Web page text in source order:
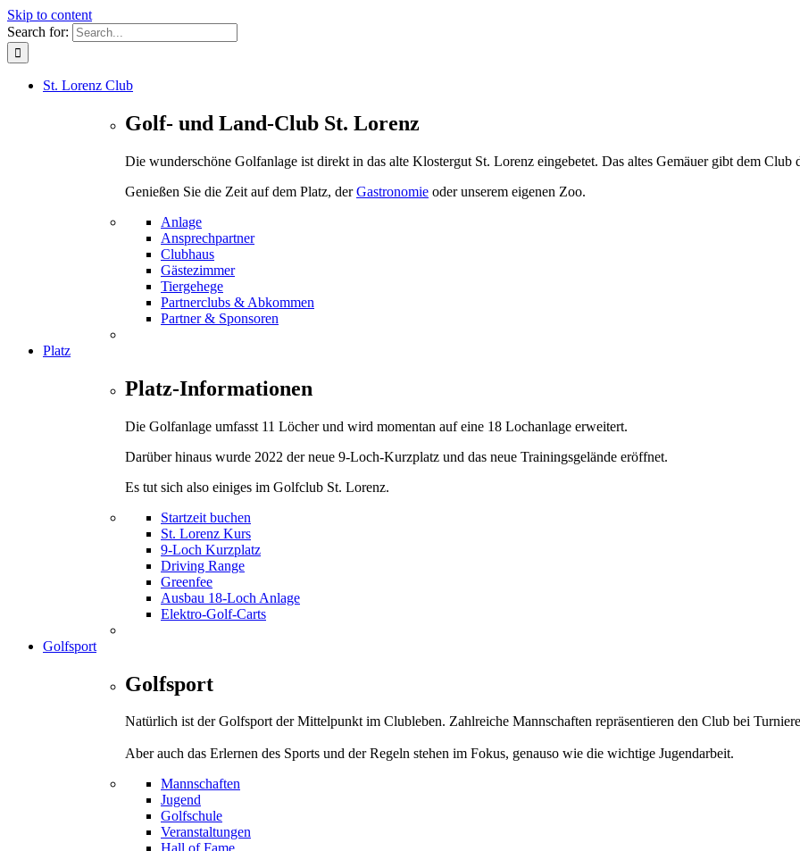
Skip to content
Search for:
St. Lorenz Club
Golf- und Land-Club St. Lorenz
Die wunderschöne Golfanlage ist direkt in das alte Klostergut St. Lorenz eingebetet. Das altes Gemäuer gibt dem Club
Genießen Sie die Zeit auf dem Platz, derGastronomie oder unserem eigenen Zoo.
Anlage
Ansprechpartner
Clubhaus
Gästezimmer
Tiergehege
Partnerclubs & Abkommen
Partner & Sponsoren
Platz
Platz-Informationen
Die Golfanlage umfasst 11 Löcher und wird momentan auf eine 18 Lochanlage erweitert.
Darüber hinaus wurde 2022 der neue 9-Loch-Kurzplatz und das neue Trainingsgelände eröffnet.
Es tut sich also einiges im Golfclub St. Lorenz.
Startzeit buchen
St. Lorenz Kurs
9-Loch Kurzplatz
Driving Range
Greenfee
Ausbau 18-Loch Anlage
Elektro-Golf-Carts
Golfsport
Golfsport
Natürlich ist der Golfsport der Mittelpunkt im Clubleben. Zahlreiche Mannschaften repräsentieren den Club bei
Aber auch das Erlernen des Sports und der Regeln stehen im Fokus, genauso wie die wichtige Jugendarbeit.
Mannschaften
Jugend
Golfschule
Veranstaltungen